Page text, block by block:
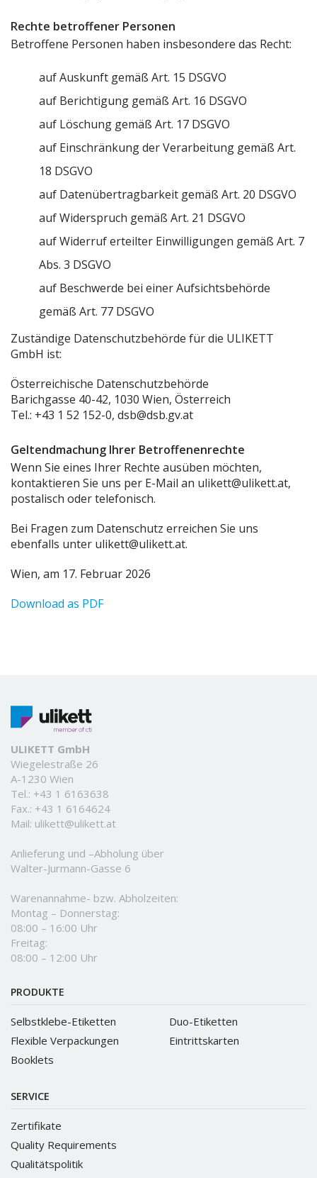
Rechte betroffener Personen
Betroffene Personen haben insbesondere das Recht:
auf Auskunft gemäß Art. 15 DSGVO
auf Berichtigung gemäß Art. 16 DSGVO
auf Löschung gemäß Art. 17 DSGVO
auf Einschränkung der Verarbeitung gemäß Art.
18 DSGVO
auf Datenübertragbarkeit gemäß Art. 20 DSGVO
auf Widerspruch gemäß Art. 21 DSGVO
auf Widerruf erteilter Einwilligungen gemäß Art. 7
Abs. 3 DSGVO
auf Beschwerde bei einer Aufsichtsbehörde
gemäß Art. 77 DSGVO
Zuständige Datenschutzbehörde für die ULIKETT
GmbH ist:
Österreichische Datenschutzbehörde
Barichgasse 40-42, 1030 Wien, Österreich
Tel.: +43 1 52 152-0, dsb@dsb.gv.at
Geltendmachung Ihrer Betroffenenrechte
Wenn Sie eines Ihrer Rechte ausüben möchten,
kontaktieren Sie uns per E-Mail an ulikett@ulikett.at,
postalisch oder telefonisch.
Bei Fragen zum Datenschutz erreichen Sie uns
ebenfalls unter ulikett@ulikett.at.
Wien, am 17. Februar 2026
Download as PDF
ULIKETT GmbH
Wiegelestraße 26
A-1230 Wien
Tel.: +43 1 6163638
Fax.: +43 1 6164624
Mail: ulikett@ulikett.at
Anlieferung und –Abholung über
Walter-Jurmann-Gasse 6
Warenannahme- bzw. Abholzeiten:
Montag – Donnerstag:
08:00 – 16:00 Uhr
Freitag:
08:00 – 12:00 Uhr
PRODUKTE
Selbstklebe-Etiketten
Flexible Verpackungen
Booklets
Duo-Etiketten
Eintrittskarten
SERVICE
Zertifikate
Quality Requirements
Qualitätspolitik